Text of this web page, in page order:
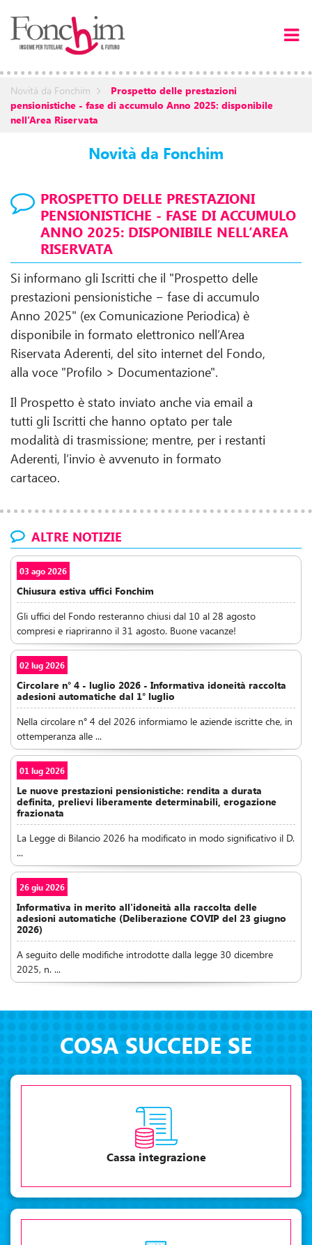
Novità da Fonchim
pensionistiche - fase di accumulo Anno 2025: disponibile
nell’Area Riservata
Novità da Fonchim
PROSPETTO DELLE PRESTAZIONI
PENSIONISTICHE - FASE DI ACCUMULO
ANNO 2025: DISPONIBILE NELL’AREA
RISERVATA
Si informano gli Iscritti che il "Prospetto delle
prestazioni pensionistiche − fase di accumulo
Anno 2025" (ex Comunicazione Periodica) è
disponibile in formato elettronico nell’Area
Riservata Aderenti, del sito internet del Fondo,
alla voce "Profilo > Documentazione".
Il Prospetto è stato inviato anche via email a
tutti gli Iscritti che hanno optato per tale
modalità di trasmissione; mentre, per i restanti
Aderenti, l’invio è avvenuto in formato
cartaceo.
ALTRE NOTIZIE
03 ago 2026
Chiusura estiva uffici Fonchim
Gli uffici del Fondo resteranno chiusi dal 10 al 28 agosto
compresi e riapriranno il 31 agosto. Buone vacanze!
02 lug 2026
Circolare n° 4 - luglio 2026 - Informativa idoneità raccolta
adesioni automatiche dal 1° luglio
Nella circolare n° 4 del 2026 informiamo le aziende iscritte che, in
ottemperanza alle ...
01 lug 2026
Le nuove prestazioni pensionistiche: rendita a durata
definita, prelievi liberamente determinabili, erogazione
frazionata
La Legge di Bilancio 2026 ha modificato in modo significativo il D.
...
26 giu 2026
Informativa in merito all'idoneità alla raccolta delle
adesioni automatiche (Deliberazione COVIP del 23 giugno
2026)
A seguito delle modifiche introdotte dalla legge 30 dicembre
2025, n. ...
COSA SUCCEDE SE
Cassa integrazione